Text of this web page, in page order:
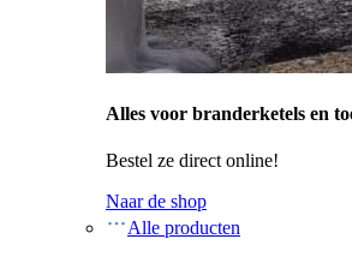
Alles voor branderketels en
Bestel ze direct online!
Naar de shop
Alle producten